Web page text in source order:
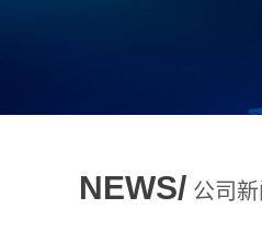
NEWS/ 公司新